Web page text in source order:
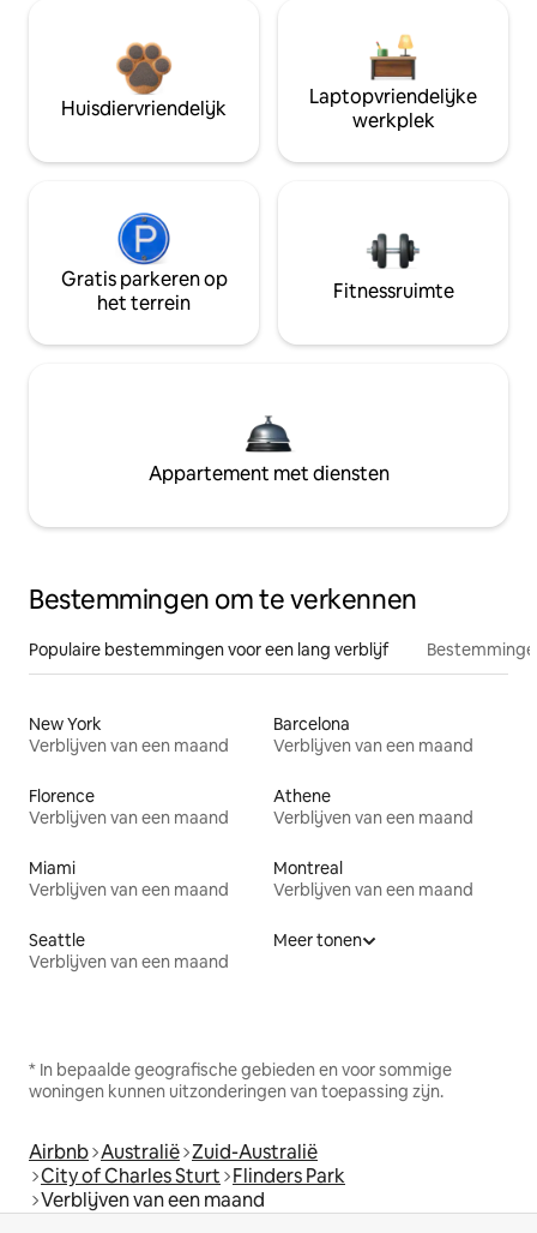
Huisdiervriendelijk
Laptopvriendelijke
werkplek
Gratis parkeren op
het terrein
Fitnessruimte
Appartement met diensten
Bestemmingen om te verkennen
Populaire bestemmingen voor een lang verblijf
New York
Verblijven van een maand
Barcelona
Verblijven van een maand
Florence
Verblijven van een maand
Athene
Verblijven van een maand
Miami
Verblijven van een maand
Montreal
Verblijven van een maand
Seattle
Verblijven van een maand
Meer tonen
* In bepaalde geografische gebieden en voor sommige
woningen kunnen uitzonderingen van toepassing zijn.
Airbnb Australië Zuid-Australië
City of Charles Sturt Flinders Park
Verblijven van een maand